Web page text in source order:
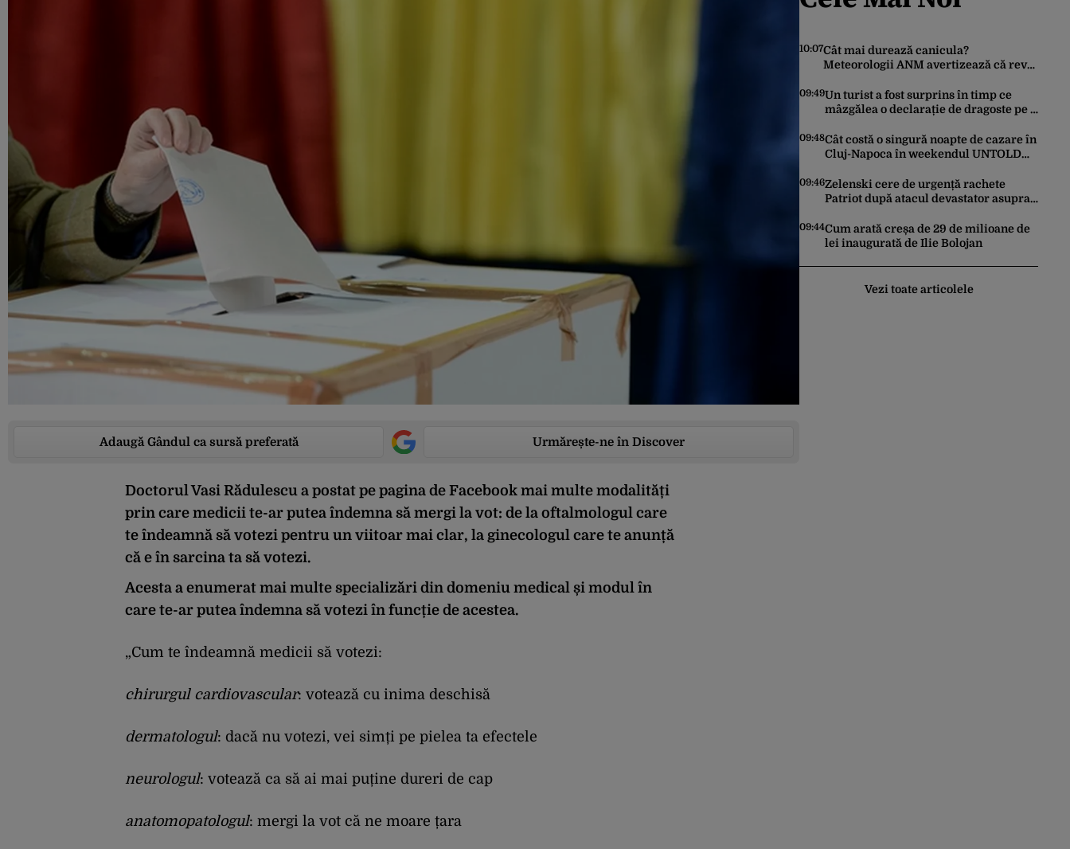
Adaugă Gândul ca sursă preferată Urmărește-ne în Discover
Doctorul Vasi Rădulescu a postat pe pagina de Facebook mai multe modalități
prin care medicii te-ar putea îndemna să mergi la vot: de la oftalmologul care
te îndeamnă să votezi pentru un viitoar mai clar, la ginecologul care te anunță
că e în sarcina ta să votezi.
Acesta a enumerat mai multe specializări din domeniu medical și modul în
care te-ar putea îndemna să votezi în funcție de acestea.
„Cum te îndeamnă medicii să votezi:
chirurgul cardiovascular: votează cu inima deschisă
dermatologul: dacă nu votezi, vei simți pe pielea ta efectele
neurologul: votează ca să ai mai puține dureri de cap
anatomopatologul: mergi la vot că ne moare țara
10:07Cât mai durează canicula?
Meteorologii ANM avertizează că revin
zonele vizate, începând chiar de azi
09:49Un turist a fost surprins în timp ce
mâzgălea o declarație de dragoste pe o
stârnit o furtună de comentarii pe
internet
09:48Cât costă o singură noapte de cazare în
Cluj-Napoca în weekendul UNTOLD
record
09:46Zelenski cere de urgență rachete
Patriot după atacul devastator asupra
toate birocrațiile”
09:44Cum arată creșa de 29 de milioane de
lei inaugurată de Ilie Bolojan
Vezi toate articolele